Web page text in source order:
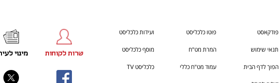
פודקאסט פוטו כלכליסט ועידות כלכליסט
תנאי שימוש המרת מט"ח מוסף כלכליסט
הפוך לדף הבית עמוד מט"ח כללי כלכליסט TV
שרות לקוחות מינוי